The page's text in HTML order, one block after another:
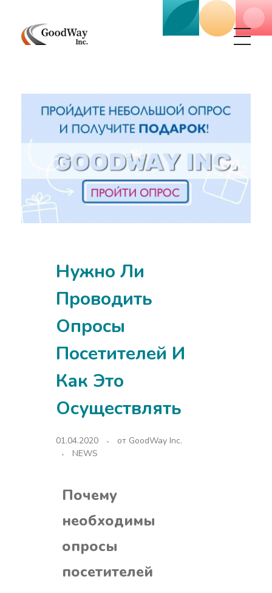
Нужно Ли
Проводить
Опросы
Посетителей И
Как Это
Осуществлять
01.04.2020 от GoodWay Inc.
NEWS
Почему
необходимы
опросы
посетителей